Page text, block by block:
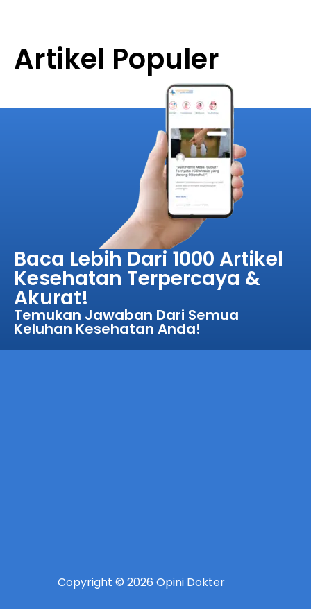
Artikel Populer
Baca Lebih Dari 1000 Artikel
Kesehatan Terpercaya &
Akurat!
Temukan Jawaban Dari Semua
Keluhan Kesehatan Anda!
Copyright © 2026 Opini Dokter